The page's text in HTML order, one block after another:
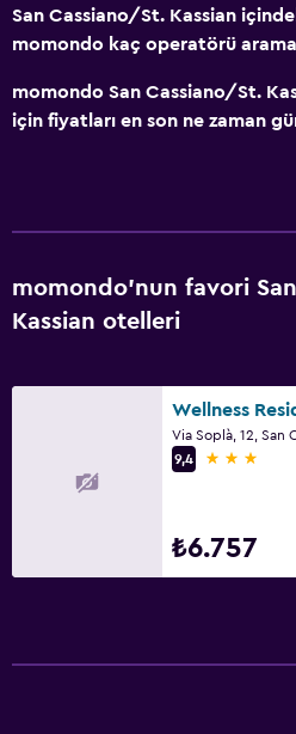
San Cassiano/St. Kassian
momondo kaç operatörü
momondo San Cassiano/St.
için fiyatları en son ne zaman
momondo'nun favori
Kassian otelleri
9,4
3 yıldız
₺6.757